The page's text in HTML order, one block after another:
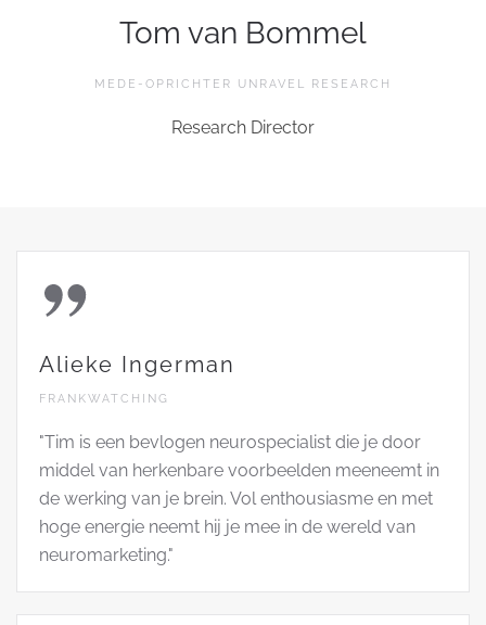
Tom van Bommel
MEDE-OPRICHTER UNRAVEL RESEARCH
Research Director
Alieke Ingerman
FRANKWATCHING
"Tim is een bevlogen neurospecialist die je door
middel van herkenbare voorbeelden meeneemt in
de werking van je brein. Vol enthousiasme en met
hoge energie neemt hij je mee in de wereld van
neuromarketing."